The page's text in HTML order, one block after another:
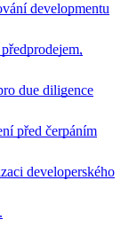
developmentu
due diligence
před čerpáním
developerského